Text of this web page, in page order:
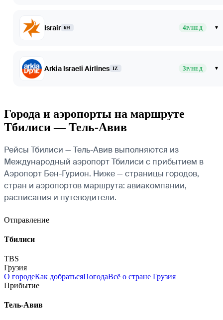
Israir 6H 4Р/НЕД ▾
Arkia Israeli Airlines IZ 3Р/НЕД ▾
Города и аэропорты на маршруте
Тбилиси — Тель-Авив
Рейсы Тбилиси — Тель-Авив выполняются из
Международный аэропорт Тбилиси с прибытием в
Аэропорт Бен-Гурион. Ниже — страницы городов,
стран и аэропортов маршрута: авиакомпании,
расписания и путеводители.
Отправление
Тбилиси
TBS
Грузия
О городеКак добратьсяПогодаВсё о стране Грузия
Прибытие
Тель-Авив